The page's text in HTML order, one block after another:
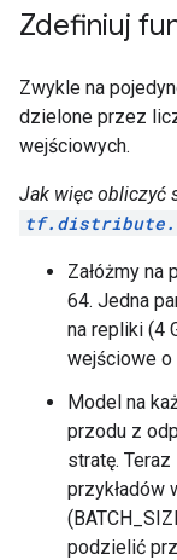
      }
      shape {
    }
  }
type_id:
  args {
type_id:
type_id:
      args {
        args {
        }
      }
      args {
        args {
        }
Zdefiniuj
Zwykle na
dzielone przez
wejściowych.
Jak więc obliczyć
Załóżmy na
64. Jedna
na repliki (4
wejściowe o
Model na
przodu z
stratę.
przykładów
podzielić